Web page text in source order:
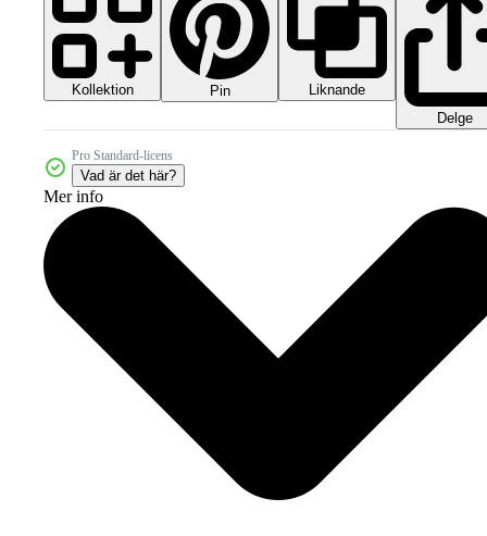
Kollektion Pin
Liknande
Delge
Pro Standard-licens
Vad är det här?
Mer info